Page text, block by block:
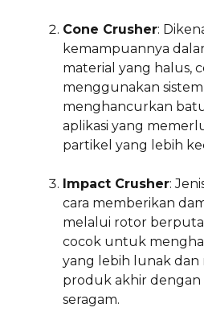
Cone Crusher:
kemampuannya
material yang halus,
menggunakan
menghancurkan
aplikasi yang
partikel yang lebih
Impact Crusher:
cara memberikan
melalui rotor
cocok untuk
yang lebih lunak dan
produk akhir
seragam.